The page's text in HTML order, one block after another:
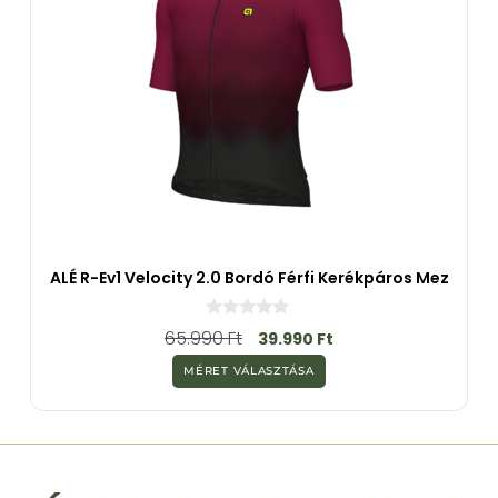
ALÉ R-Ev1 Velocity 2.0 Bordó Férfi Kerékpáros Mez
0
a
5
-
b
65.990Ft 39.990 Ft
MÉRET VÁLASZTÁSA